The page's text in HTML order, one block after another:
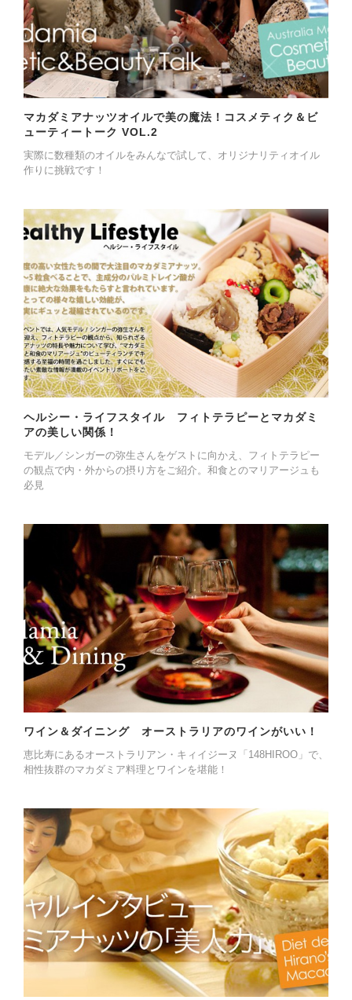
マカダミアナッツオイルで美の魔法！コスメティク＆ビ
ューティートーク VOL.2
実際に数種類のオイルをみんなで試して、オリジナリティオイル
作りに挑戦です！
ヘルシー・ライフスタイル フィトテラピーとマカダミ
アの美しい関係！
モデル／シンガーの弥生さんをゲストに向かえ、フィトテラピー
の観点で内・外からの摂り方をご紹介。和食とのマリアージュも
必見
ワイン＆ダイニング オーストラリアのワインがいい！
恵比寿にあるオーストラリアン・キィイジーヌ「148HIROO」で、
相性抜群のマカダミア料理とワインを堪能！